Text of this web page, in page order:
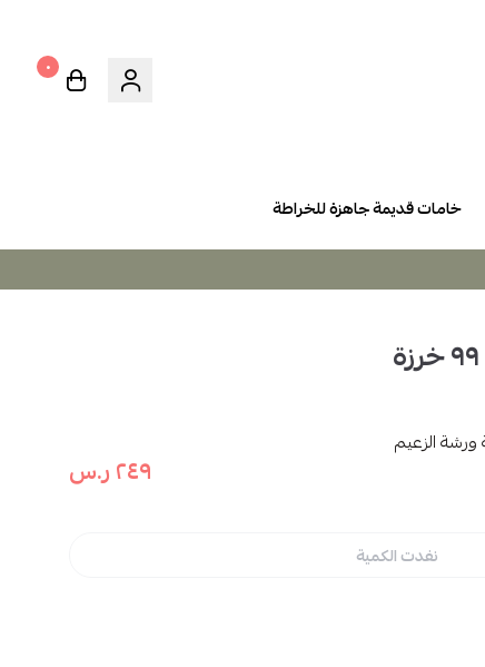
٠
خامات قديمة جاهزة للخراطة
٢٤٩ ر.س
نفدت الكمية